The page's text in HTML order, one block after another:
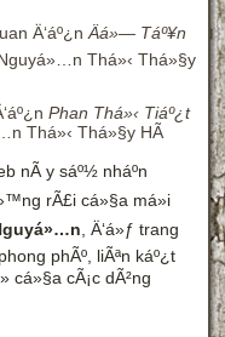
Ä‘áº¿n Äá»— Táº¥n
Thá»‹ Thá»§y
Phan Thá»‹ Tiáº¿t
Thá»‹ Thá»§y HÃ
nÃ y sáº½ nháº­n
rÃ£i cá»§a má»i
, Ä‘á»ƒ trang
phÃº, liÃªn káº¿t
cá»§a cÃ¡c dÃ²ng